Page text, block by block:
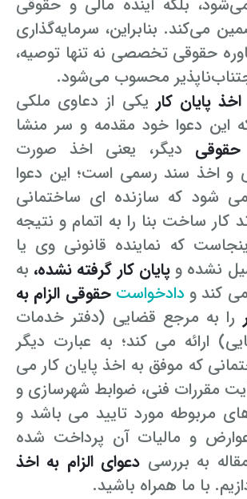
بلکه آینده مالی و حقوقی
می‌کند. بنابراین، سرمایه‌گذاری
حقوقی تخصصی نه تنها توصیه،
محسوب می‌شود.
پایان کار یکی از دعاوی ملکی
این دعوا خود مقدمه و سر منشا
دیگر، یعنی اخذ صورت
اخذ سند رسمی است؛ این دعوا
شود که سازنده ای ساختمانی
کار ساخت بنا را به اتمام و نتیجه
که نماینده قانونی وی یا
نشده وپایان کار گرفته نشده، به
کند و دادخواست حقوقی الزام به
را به مرجع قضایی (دفتر خدمات
ارائه می کند؛ به عبارت دیگر
که موفق به اخذ پایان کار می
مقررات فنی، ضوابط شهرسازی و
مربوطه مورد تایید می باشد و
و مالیات آن پرداخت شده
به بررسی دعوای الزام به اخذ
با ما همراه باشید.